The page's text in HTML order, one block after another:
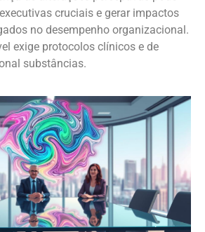
cruciais e gerar impactos
no desempenho organizacional.
exige protocolos clínicos e de
substâncias.